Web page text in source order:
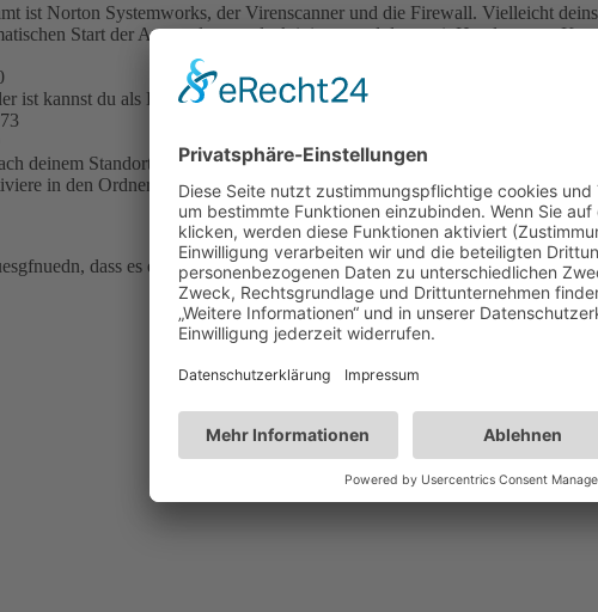
ist Norton Systemworks, der Virenscanner und die Firewall. Vielleicht
Start der Anwendungen deaktivieren und dann mit Hand starten.
ist kannst du als DNS-Server dies hier eingeben:
deinem Standort aussuchen kannst. Zu finden bei T-Online. Der
in den Ordneroptionen die automatische Suche nach Netzlaufwerke
dass es eagl ist, in whlecer Rhieenfgloe die Behsucbatn eenis